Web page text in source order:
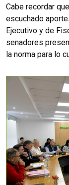
Cabe recordar
escuchado
Ejecutivo y de
senadores
la norma para lo